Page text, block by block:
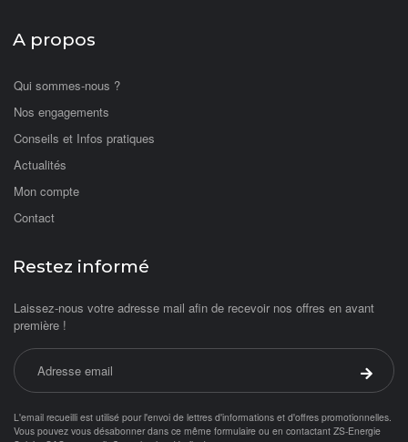
A propos
Qui sommes-nous ?
Nos engagements
Conseils et Infos pratiques
Actualités
Mon compte
Contact
Restez informé
Laissez-nous votre adresse mail afin de recevoir nos offres en avant
première !
Adresse email
Valider
L'email recueilli est utilisé pour l'envoi de lettres d'informations et d'offres promotionnelles.
Vous pouvez vous désabonner dans ce même formulaire ou en contactant ZS-Energie